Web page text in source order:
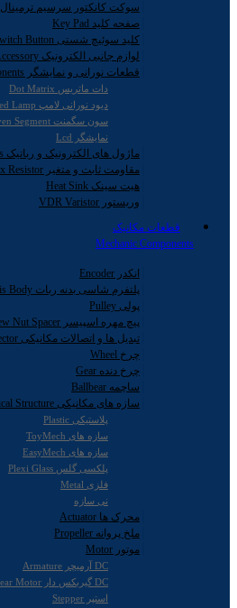
سوکت کانکتور سرسیم ترمینال Sucket Connector Terminal
صفحه کلید Key Pad
کلید سوئیچ شستی Key Switch Button
لوازم جانبی الکترونیک Electronic Accessory
قطعات نورانی و نمایشگر Light & Display Components
دات ماتریس Dot Matrix
دیود نورانی لامپ Led Lamp
سون سگمنت Seven Segment
نمایشگر Lcd
ماژول های الکترونیک و رباتیک Modules
مقاومت ثابت و متغیر Var & Fix Resistor
هیت سینک Heat Sink
وریستور VDR Varistor
قطعات مکانیک
Mechanic Components
انکدر Encoder
پلتفرم شاسی بدنه ربات Platform Chassis Body
پولی Pulley
پیچ مهره اسپیسر Screw Nut Spacer
تبدیل ها و اتصالات مکانیکی Junction Connector
چرخ Wheel
چرخ دنده Gear
ساچمه Ballbear
سازه های مکانیکی Mechanical Structure
پلاستیکی Plastic
سازه های ToyMech
سازه های EasyMech
پلکسی گلس Plexi Glass
فلزی Metal
نی سازه
محرک ها Actuator
ملخ پروانه Propeller
موتور Motor
DC آرمیچر Armature
DC گیربکس دار DC Gear Motor
استپر Stepper